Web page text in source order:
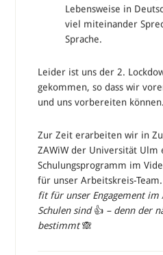
Lebensweise in
viel miteinander
Sprache.
Leider ist uns der 2.
gekommen, so dass wir
und uns vorbereiten können.
Zur Zeit erarbeiten wir in
ZAWiW der Universität Ulm
Schulungsprogramm im
für unser Arbeitskreis-Team.
fit für unser Engagement im
Schulen sind👍 – denn der
bestimmt🙈